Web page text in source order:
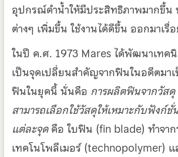
อุปกรณ์ดำน้ำให้มีประสิทธิภาพมากขึ้
ต่างๆ เพิ่มขึ้น ใช้งานได้ดีขึ้น ออกมาเรื่
ในปี ค.ศ. 1973 Mares ได้พัฒนาเทค
เป็นจุดเปลี่ยนสำคัญจากฟินในอดีตมา
ฟินในยุคนี้ นั่นคือ การผลิตฟินจากวัส
สามารถเลือกใช้วัสดุให้เหมาะกับฟังก์
แต่ละจุดคือ ใบฟิน (fin blade) ทำจา
เทคโนโพลีเมอร์ (technopolymer) แ